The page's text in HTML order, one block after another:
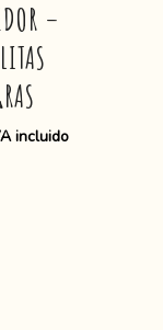
–
incluido